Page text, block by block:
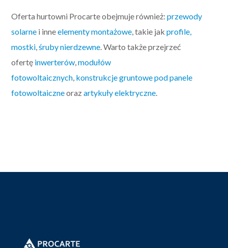
Oferta hurtowni Procarte obejmuje również: przewody
solarne i inneelementy montażowe, takie jak profile,
mostki,śruby nierdzewne. Warto także przejrzeć
ofertę inwerterów,modułów
fotowoltaicznych, konstrukcje gruntowe pod panele
fotowoltaiczneorazartykuły elektryczne.